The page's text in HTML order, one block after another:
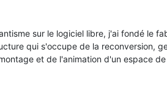
sur le logiciel libre, j'ai fondé le
qui s'occupe de la reconversion,
et de l'animation d'un espace